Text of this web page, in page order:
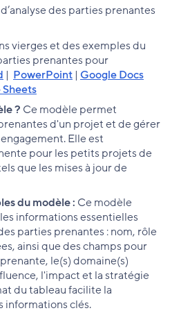
vierges et des exemples du
prenantes pour
| PowerPoint | Google Docs
? Ce modèle permet
d'un projet et de gérer
Elle est
pour les petits projets de
que les mises à jour de
du modèle : Ce modèle
informations essentielles
parties prenantes : nom, rôle
ainsi que des champs pour
le(s) domaine(s)
l'impact et la stratégie
du tableau facilite la
informations clés.